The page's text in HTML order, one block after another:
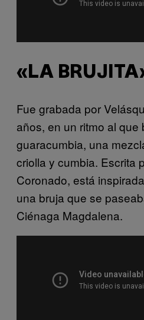
«LA
Fue grabada por
años, en un ritmo al que
guaracumbia, una
criolla y cumbia. Escrita
Coronado, está
una bruja que se
Ciénaga Magdalena.